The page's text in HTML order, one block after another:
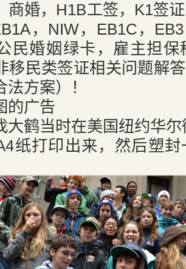
商婚，H1B工签，K1签
，NIW，EB1C，
民婚姻绿卡，雇主担
移民类签证相关问题解
方案）！
的广告
大鹤当时在美国纽约华
纸打印出来，然后塑